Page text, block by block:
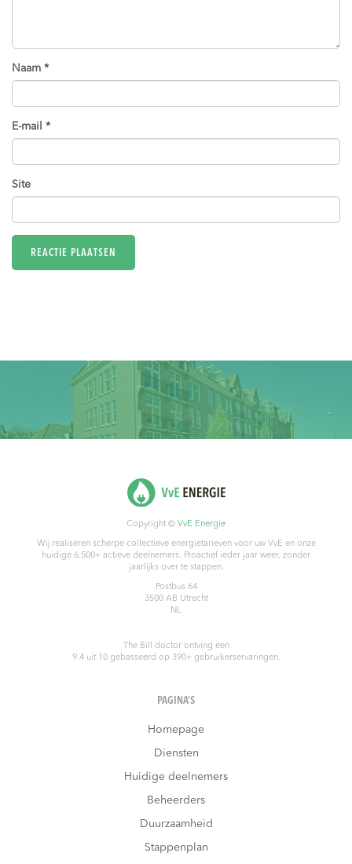
Naam *
E-mail *
Site
Copyright © VvE Energie
Wij realiseren scherpe collectieve energietarieven voor uw VvE en onze
huidige 6.500+ actieve deelnemers. Proactief ieder jaar weer, zonder
jaarlijks over te stappen.
Postbus 64
3500 AB Utrecht
NL
The Bill doctorontving een
9.4uit 10gebasseerd op 390+ gebruikerservaringen.
PAGINA’S
Homepage
Diensten
Huidige deelnemers
Beheerders
Duurzaamheid
Stappenplan